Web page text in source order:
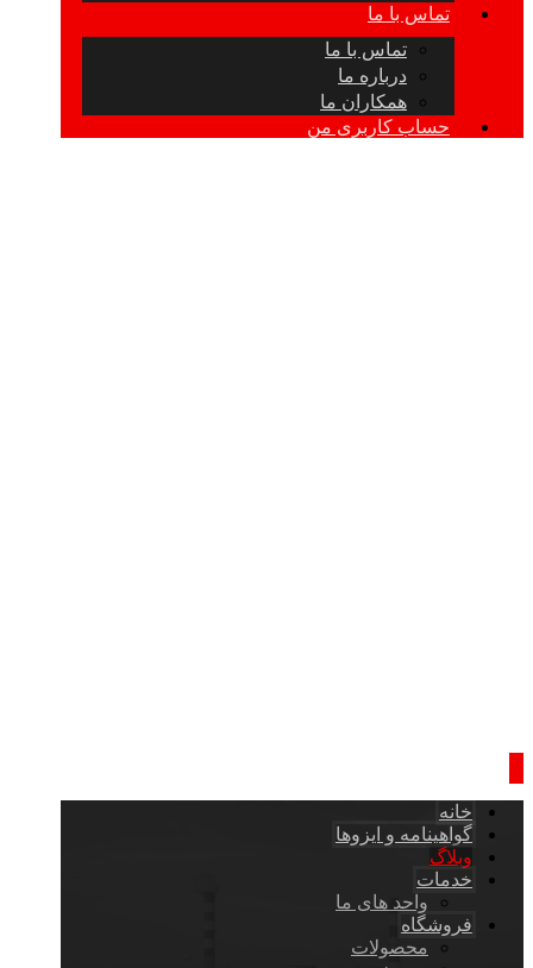
تماس با ما
تماس با ما
درباره ما
همکاران ما
حساب کاربری من
خانه
گواهینامه و ایزوها
وبلاگ
خدمات
واحد های ما
فروشگاه
محصولات